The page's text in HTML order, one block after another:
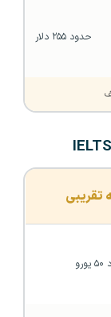
حدود ۲۵۵ دلار
تقریبی